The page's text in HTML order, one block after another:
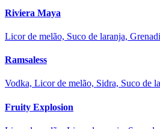
Riviera Maya
Licor de melão, Suco de laranja,
Ramsaless
Vodka, Licor de melão, Sidra, Suco de
Fruity Explosion